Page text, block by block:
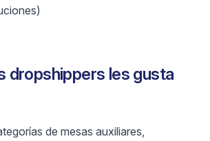
dropshippers les gusta
de mesas auxiliares,